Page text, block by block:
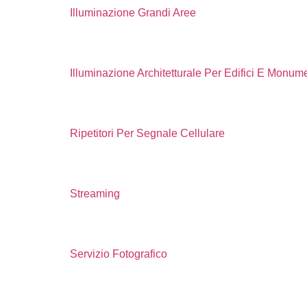
Illuminazione Grandi Aree
Illuminazione Architetturale Per Edifici E
Ripetitori Per Segnale Cellulare
Streaming
Servizio Fotografico